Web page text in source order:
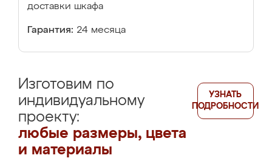
доставки шкафа
Гарантия: 24 месяца
Изготовим по
индивидуальному
проекту:
любые размеры, цвета
и материалы
УЗНАТЬ
ПОДРОБНОСТИ